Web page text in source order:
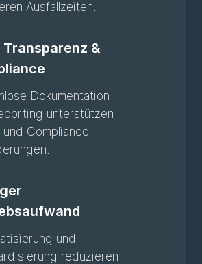
Ausfallzeiten.
Transparenz &
Dokumentation
unterstützen
Compliance-
und
reduzieren